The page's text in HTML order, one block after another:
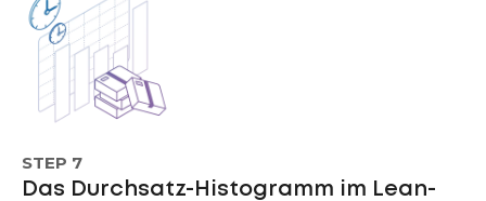
STEP 7
Das Durchsatz-Histogramm im Lean-